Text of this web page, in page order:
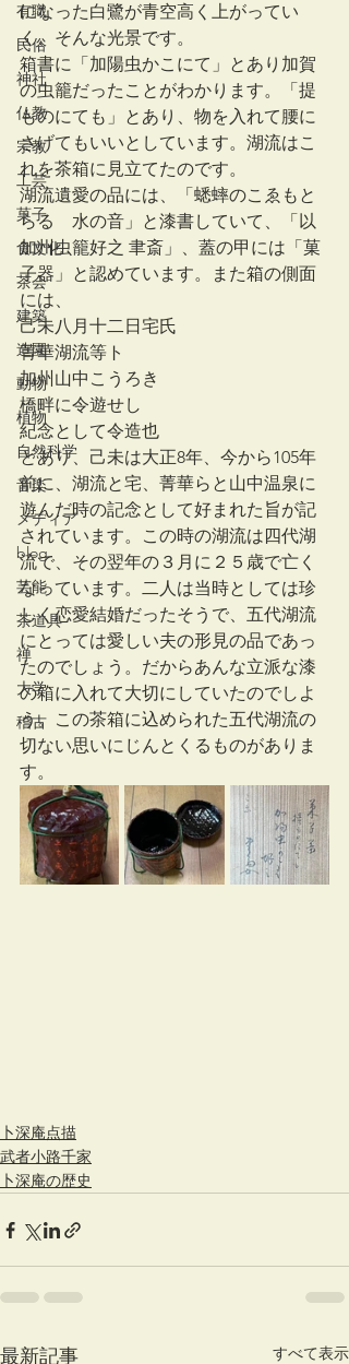
有職
民俗
神社
仏教
宗教
工芸
菓子
食文化
茶会
建築
造園
動物
植物
自然科学
音楽
メディア
blog
芸能
茶道具
禅
大学
稽古
になった白鷺が青空高く上がってい
く、そんな光景です。
箱書に「加陽虫かこにて」とあり加賀
の虫籠だったことがわかります。「提
ものにても」とあり、物を入れて腰に
さげてもいいとしています。湖流はこ
れを茶箱に見立てたのです。
湖流遺愛の品には、「蟋蟀のこゑもと
らるゝ水の音」と漆書していて、「以
加州虫籠好之 聿斎」、蓋の甲には「菓
子器」と認めています。また箱の側面
には、
己未八月十二日宅氏
菁華湖流等ト
加州山中こうろき
橋畔に令遊せし
紀念として令造也
とあり、己未は大正8年、今から105年
前に、湖流と宅、菁華らと山中温泉に
遊んだ時の記念として好まれた旨が記
されています。この時の湖流は四代湖
流で、その翌年の３月に２５歳で亡く
なっています。二人は当時としては珍
しく恋愛結婚だったそうで、五代湖流
にとっては愛しい夫の形見の品であっ
たのでしょう。だからあんな立派な漆
の箱に入れて大切にしていたのでしよ
う。この茶箱に込められた五代湖流の
切ない思いにじんとくるものがありま
す。
卜深庵点描
武者小路千家
卜深庵の歴史
最新記事 すべて表示